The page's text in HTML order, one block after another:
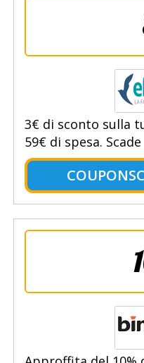
3€ di sconto sulla
59€ di spesa.